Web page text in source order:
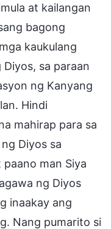
at kailangan
bagong
kaukulang
sa paraan
ng Kanyang
Hindi
mahirap para sa
Diyos sa
man Siya
ng Diyos
inaakay ang
Nang pumarito si